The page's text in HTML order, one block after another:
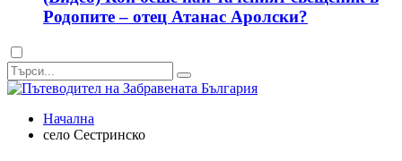
Родопите – отец Атанас Аролски?
Dark
mode
Начална
село Сестринско